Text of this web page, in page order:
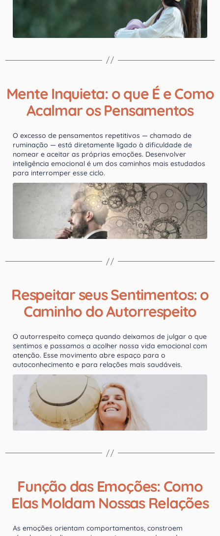
Mente Inquieta: o que É e Como
Acalmar os Pensamentos
O excesso de pensamentos repetitivos — chamado de
ruminação — está diretamente ligado à dificuldade de
nomear e aceitar as próprias emoções. Desenvolver
inteligência emocional é um dos caminhos mais estudados
para interromper esse ciclo.
Respeitar seus Sentimentos: o
Caminho do Autorrespeito
O autorrespeito começa quando deixamos de julgar o que
sentimos e passamos a acolher nossa vida emocional com
atenção. Esse movimento abre espaço para o
autoconhecimento e para relações mais saudáveis.
Função das Emoções: Como
Elas Moldam Nossas Relações
As emoções orientam comportamentos, constroem